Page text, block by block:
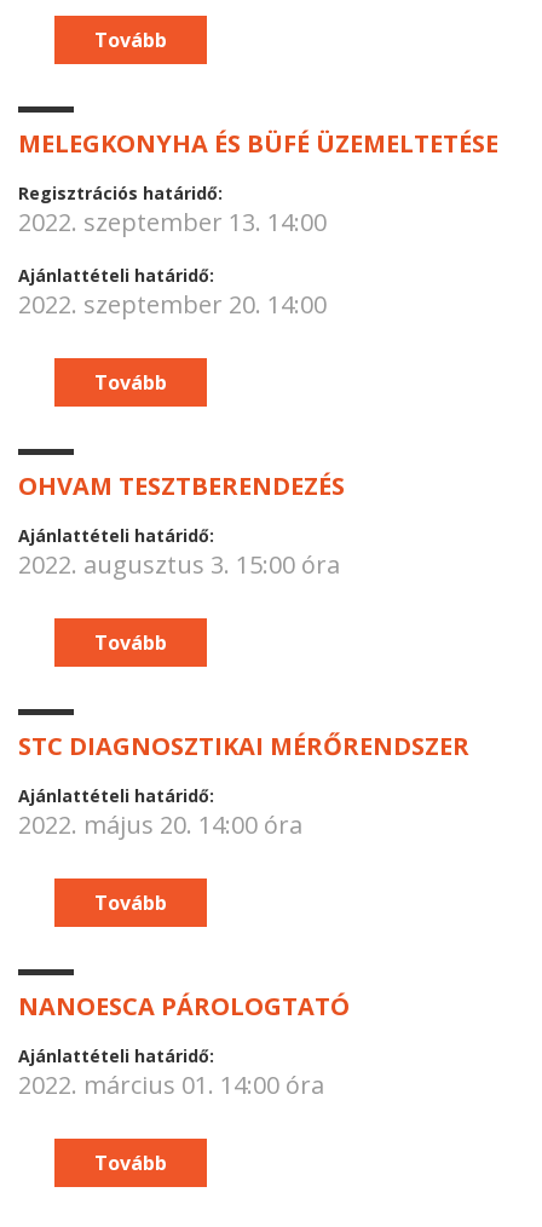
Tovább
MELEGKONYHA ÉS BÜFÉ ÜZEMELTETÉSE
Regisztrációs határidő:
2022. szeptember 13. 14:00
Ajánlattételi határidő:
2022. szeptember 20. 14:00
Tovább
OHVAM TESZTBERENDEZÉS
Ajánlattételi határidő:
2022. augusztus 3. 15:00 óra
Tovább
STC DIAGNOSZTIKAI MÉRŐRENDSZER
Ajánlattételi határidő:
2022. május 20. 14:00 óra
Tovább
NANOESCA PÁROLOGTATÓ
Ajánlattételi határidő:
2022. március 01. 14:00 óra
Tovább